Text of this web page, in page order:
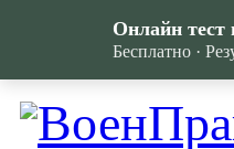
Онлайн тест
Бесплатно ·